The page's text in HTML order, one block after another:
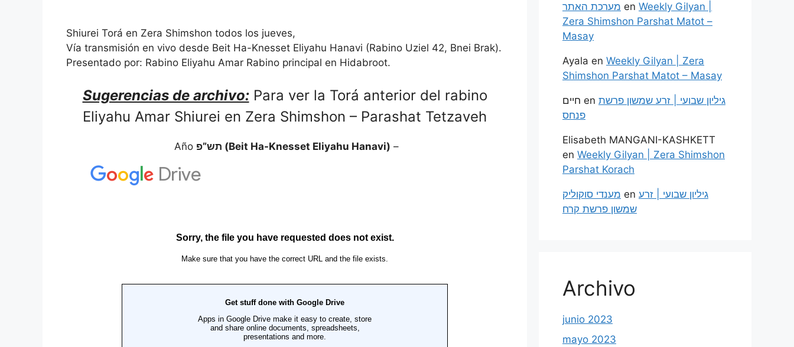
Shiurei Torá en Zera Shimshon todos los jueves,
Vía transmisión en vivo desde Beit Ha-Knesset Eliyahu Hanavi (Rabino Uziel 42, Bnei Brak).
Presentado por: Rabino Eliyahu Amar Rabino principal en Hidabroot.
Sugerencias de archivo:Para ver la Torá anterior del rabino
Eliyahu Amar Shiurei en Zera Shimshon – Parashat Tetzaveh
Año תש”פ (Beit Ha-Knesset Eliyahu Hanavi) –
מערכת האתר en Weekly Gilyan |
Zera Shimshon Parshat Matot –
Masay
Ayala en Weekly Gilyan | Zera
Shimshon Parshat Matot – Masay
חיים en גיליון שבועי | זרע שמשון פרשת
פנחס
Elisabeth MANGANI-KASHKETT
en Weekly Gilyan | Zera Shimshon
Parshat Korach
מענדי סוקוליק en גיליון שבועי | זרע
שמשון פרשת קרח
Archivo
junio 2023
mayo 2023